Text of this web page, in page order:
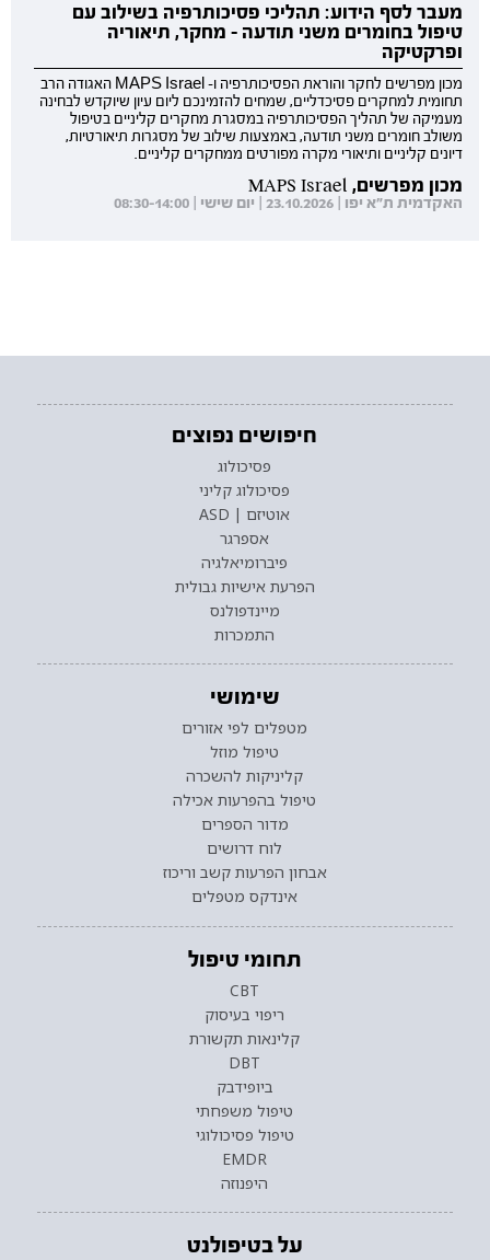
מעבר לסף הידוע: תהליכי פסיכותרפיה בשילוב עם
טיפול בחומרים משני תודעה - מחקר, תיאוריה
ופרקטיקה
מכון מפרשים לחקר והוראת הפסיכותרפיה ו- MAPS Israel האגודה הרב
תחומית למחקרים פסיכדליים, שמחים להזמינכם ליום עיון שיוקדש לבחינה
מעמיקה של תהליך הפסיכותרפיה במסגרת מחקרים קליניים בטיפול
משולב חומרים משני תודעה, באמצעות שילוב של מסגרות תיאורטיות,
דיונים קליניים ותיאורי מקרה מפורטים ממחקרים קליניים.
מכון מפרשים, MAPS Israel
האקדמית ת"א יפו | 23.10.2026 | יום שישי | 08:30-14:00
חיפושים נפוצים
פסיכולוג
פסיכולוג קליני
אוטיזם | ASD
אספרגר
פיברומיאלגיה
הפרעת אישיות גבולית
מיינדפולנס
התמכרות
שימושי
מטפלים לפי אזורים
טיפול מוזל
קליניקות להשכרה
טיפול בהפרעות אכילה
מדור הספרים
לוח דרושים
אבחון הפרעות קשב וריכוז
אינדקס מטפלים
תחומי טיפול
CBT
ריפוי בעיסוק
קלינאות תקשורת
DBT
ביופידבק
טיפול משפחתי
טיפול פסיכולוגי
EMDR
היפנוזה
על בטיפולנט